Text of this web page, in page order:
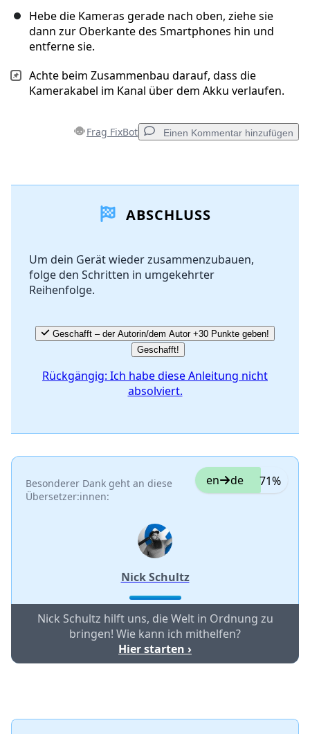
Hebe die Kameras gerade nach oben, ziehe sie
dann zur Oberkante des Smartphones hin und
entferne sie.
Achte beim Zusammenbau darauf, dass die
Kamerakabel im Kanal über dem Akku verlaufen.
Frag FixBot Einen Kommentar hinzufügen
Kommentar hinzufügen
Abbrechen
ABSCHLUSS
Um dein Gerät wieder zusammenzubauen,
folge den Schritten in umgekehrter
Reihenfolge.
Geschafft – der Autorin/dem Autor +30 Punkte geben!
Geschafft!
Rückgängig: Ich habe diese Anleitung nicht
absolviert.
Besonderer Dank geht an diese
Übersetzer:innen:
en de 71%
Nick Schultz
Nick Schultz hilft uns, die Welt in Ordnung zu
bringen! Wie kann ich mithelfen?
Hier starten ›